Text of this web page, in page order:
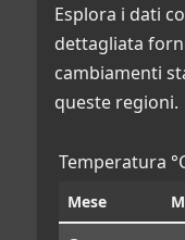
Esplora i dati
dettagliata
cambiamenti
queste regioni.
Temperatura
Mese